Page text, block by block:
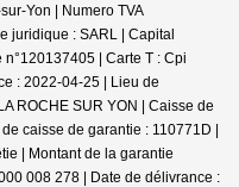
Yon | Numero TVA
juridique : SARL | Capital
n°120137405 | Carte T : Cpi
: 2022-04-25 | Lieu de
ROCHE SUR YON | Caisse de
caisse de garantie : 110771D |
| Montant de la garantie
008 278 | Date de délivrance :